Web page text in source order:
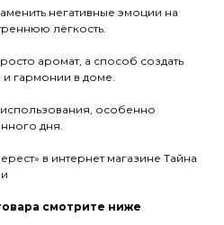
негативные эмоции на
лёгкость.
аромат, а способ создать
гармонии в доме.
особенно
дня.
в интернет магазине Тайна
смотрите ниже